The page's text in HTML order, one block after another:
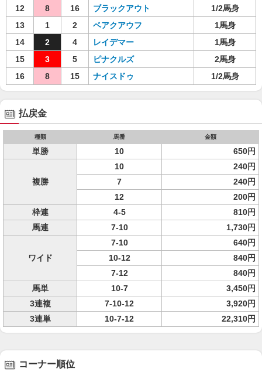
12
8 16 ブラックアウト
1/2馬身
13
1 2 ベアクアウフ
1馬身
14
2 4 レイデマー
1馬身
15
3 5 ピナクルズ
2馬身
16
8 15 ナイスドゥ 1/2馬身
払戻金
種類 馬番 金額
単勝 10 650円
複勝
10
240円
7
240円
12
200円
枠連
4-5
810円
馬連
7-10 1,730円
ワイド
7-10
640円
10-12
840円
7-12
840円
馬単
10-7
3,450円
3連複
7-10-12
3,920円
3連単
10-7-12 22,310円
コーナー順位